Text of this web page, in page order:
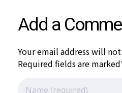
儲
備
Add a
Your email address will
Required fields are